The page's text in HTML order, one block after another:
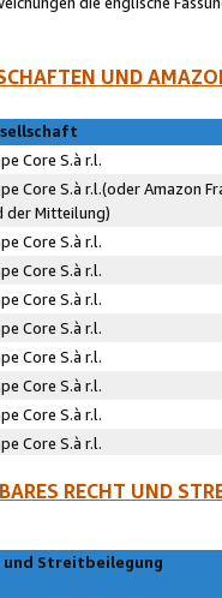
UND
Core S.à r.l.
Core S.à r.l.(oder Amazon
der Mitteilung)
Core S.à r.l.
Core S.à r.l.
Core S.à r.l.
Core S.à r.l.
Core S.à r.l.
Core S.à r.l.
Core S.à r.l.
Core S.à r.l.
RECHT UND
und Streitbeilegung